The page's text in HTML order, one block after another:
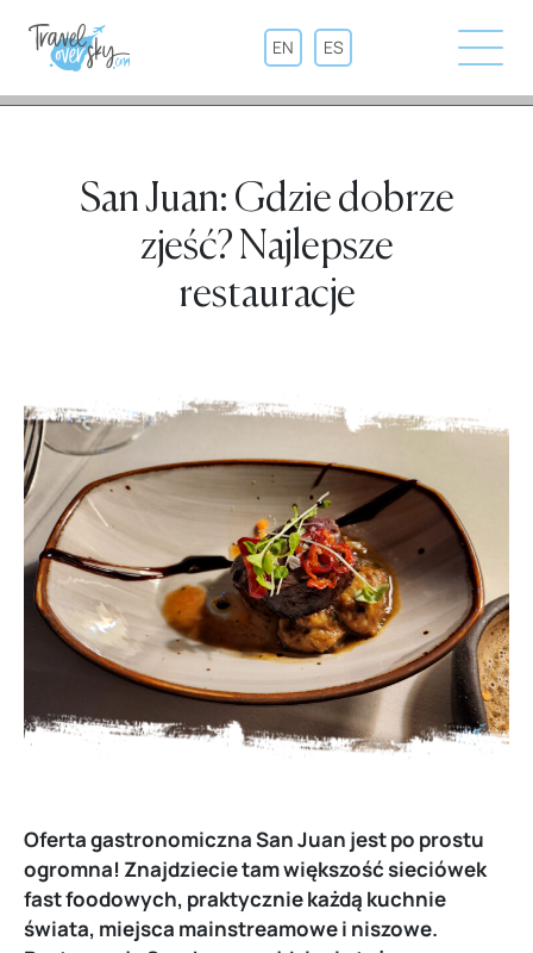
EN ES
San Juan: Gdzie dobrze
zjeść? Najlepsze
restauracje
Oferta gastronomiczna San Juan jest po prostu
ogromna! Znajdziecie tam większość sieciówek
fast foodowych, praktycznie każdą kuchnie
świata, miejsca mainstreamowe i niszowe.